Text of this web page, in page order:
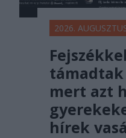
2026.
mert azt
hírek